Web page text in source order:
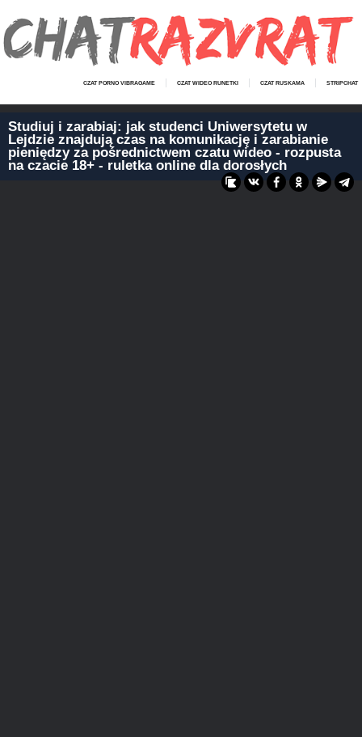
CZAT PORNO VIBRAGAME CZAT WIDEO RUNETKI CZAT RUSKAMA STRIPCHAT
Studiuj i zarabiaj: jak studenci Uniwersytetu w
Lejdzie znajdują czas na komunikację i zarabianie
pieniędzy za pośrednictwem czatu wideo - rozpusta
na czacie 18+ - ruletka online dla dorosłych